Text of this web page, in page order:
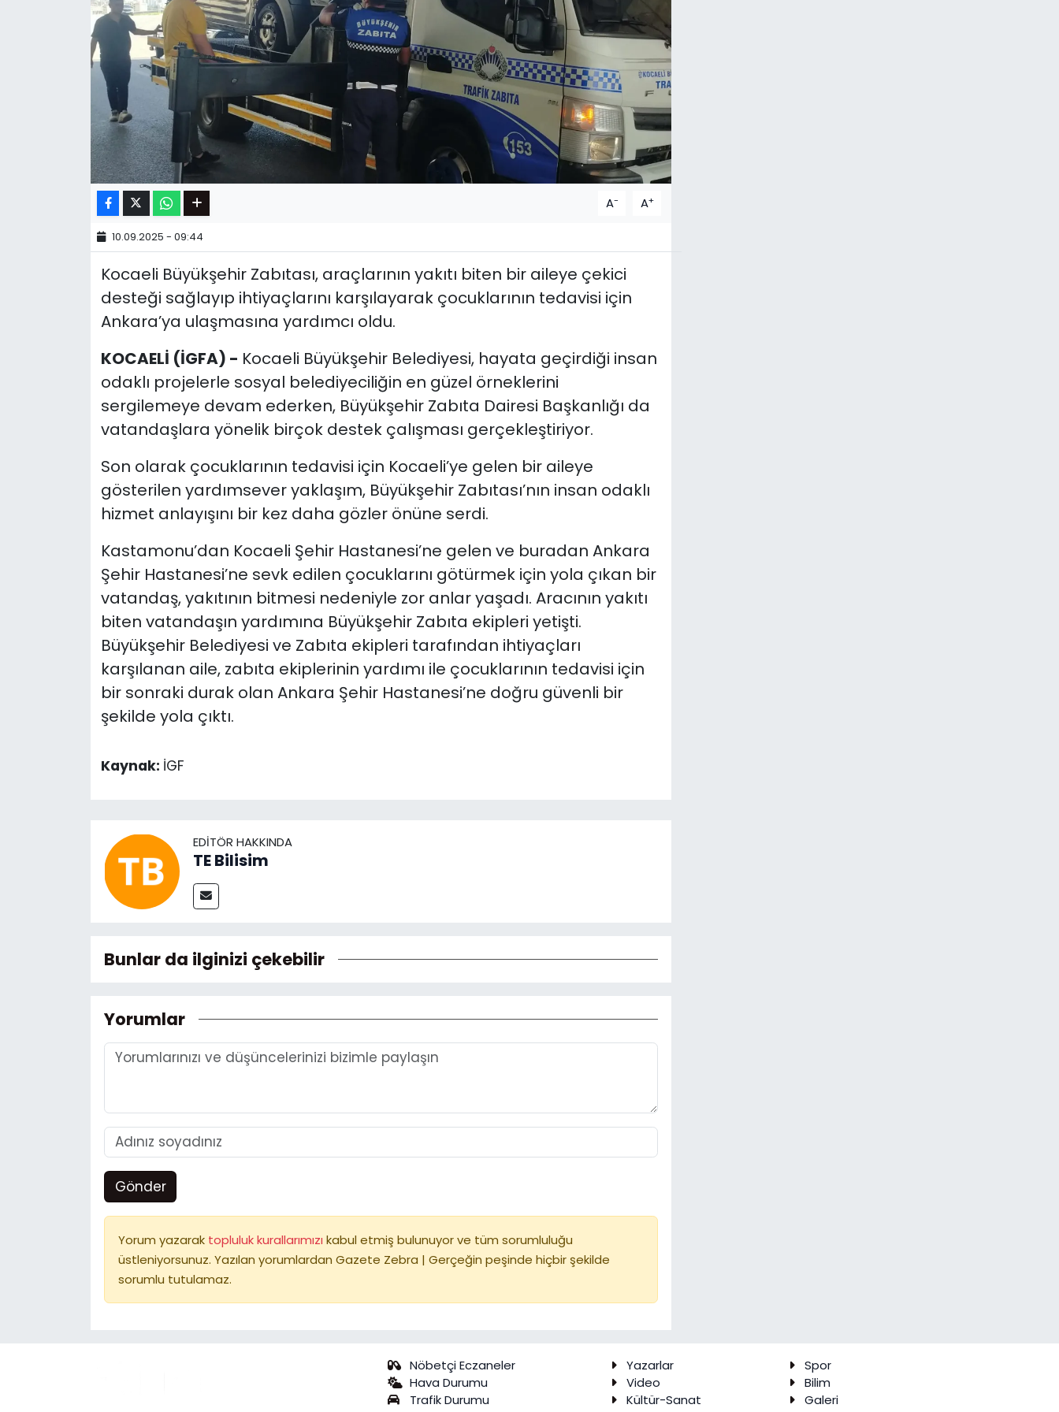
A- A+
10.09.2025 - 09:44
Kocaeli Büyükşehir Zabıtası, araçlarının yakıtı biten bir aileye çekici
desteği sağlayıp ihtiyaçlarını karşılayarak çocuklarının tedavisi için
Ankara’ya ulaşmasına yardımcı oldu.
KOCAELİ (İGFA) - Kocaeli Büyükşehir Belediyesi, hayata geçirdiği insan
odaklı projelerle sosyal belediyeciliğin en güzel örneklerini
sergilemeye devam ederken, Büyükşehir Zabıta Dairesi Başkanlığı da
vatandaşlara yönelik birçok destek çalışması gerçekleştiriyor.
Son olarak çocuklarının tedavisi için Kocaeli’ye gelen bir aileye
gösterilen yardımsever yaklaşım, Büyükşehir Zabıtası’nın insan odaklı
hizmet anlayışını bir kez daha gözler önüne serdi.
Kastamonu’dan Kocaeli Şehir Hastanesi’ne gelen ve buradan Ankara
Şehir Hastanesi’ne sevk edilen çocuklarını götürmek için yola çıkan bir
vatandaş, yakıtının bitmesi nedeniyle zor anlar yaşadı. Aracının yakıtı
biten vatandaşın yardımına Büyükşehir Zabıta ekipleri yetişti.
Büyükşehir Belediyesi ve Zabıta ekipleri tarafından ihtiyaçları
karşılanan aile, zabıta ekiplerinin yardımı ile çocuklarının tedavisi için
bir sonraki durak olan Ankara Şehir Hastanesi’ne doğru güvenli bir
şekilde yola çıktı.
Kaynak: İGF
EDITÖR HAKKINDA
TE Bilisim
Bunlar da ilginizi çekebilir
Yorumlar
Gönder
Yorum yazarak topluluk kurallarımızı kabul etmiş bulunuyor ve tüm sorumluluğu
üstleniyorsunuz. Yazılan yorumlardan Gazete Zebra | Gerçeğin peşinde hiçbir şekilde
sorumlu tutulamaz.
Nöbetçi Eczaneler
Hava Durumu
Trafik Durumu
Yazarlar
Spor
Video
Bilim
Kültür-Sanat
Galeri